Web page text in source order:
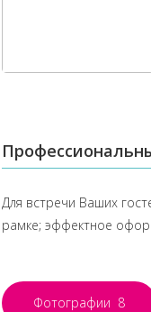
Для встречи Ваших
рамке; эффектное
Фотографии 8